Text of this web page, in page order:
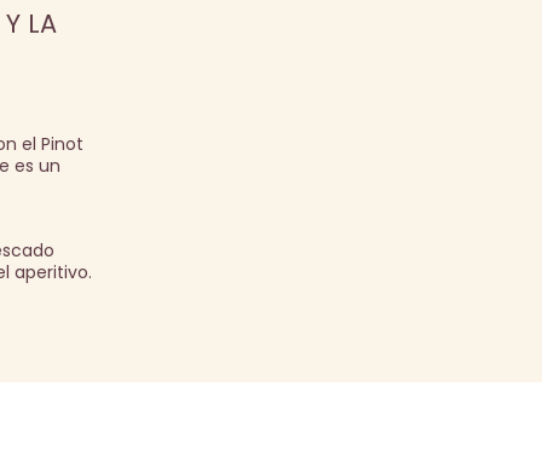
LA
el Pinot
es un
aperitivo.